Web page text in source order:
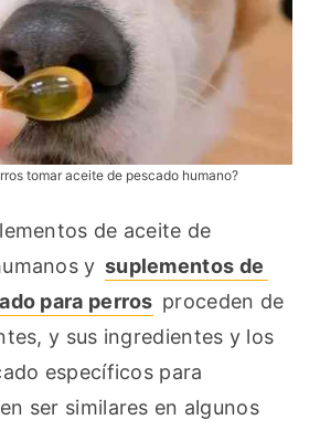
tomar aceite de pescado humano?
de aceite de
y suplementos de
para perros proceden de
y sus ingredientes y los
específicos para
ser similares en algunos